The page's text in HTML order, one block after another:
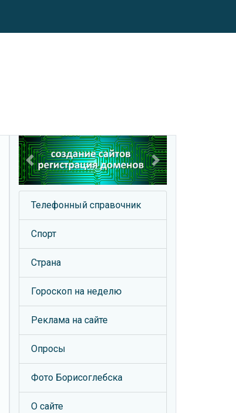
Previous Next
Телефонный справочник
Спорт
Страна
Гороскоп на неделю
Реклама на сайте
Опросы
Фото Борисоглебска
О сайте